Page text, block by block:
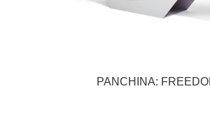
PANCHINA: